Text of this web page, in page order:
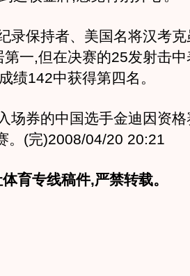
保持者、美国名将汉考克
第一,但在决赛的25发射击
绩142中获得第四名。
场券的中国选手金迪因资格
。(完)2008/04/20 20:21
育专线稿件,严禁转载。